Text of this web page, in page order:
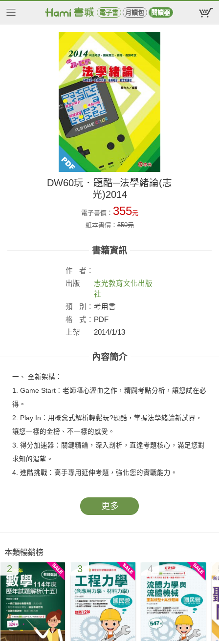
電子書 月讀包 閱讀器
DW60玩．題酷─法學緒論(志
光)2014
電子書價： 355元
紙本書價：550元
書籍資訊
作
者：
出版
志光教育文化出版
社
類
別： 考用書
格
式： PDF
上架
2014/1/13
內容簡介
一、 全新架構：
1. Game Start：老師嘔心瀝血之作，精闢考點分析，讓您試在必
得。
2. Play In：用概念式解析輕鬆玩?題酷，掌握法學緒論新試界，
讓您一樣的金榜、不一樣的感受。
3. 得分加速器：關鍵精鑰，深入剖析，直達考題核心，滿足您對
求知的渴望。
4. 進階挑戰：高手專用延伸考題，強化您的實戰能力。
更多
本類暢銷榜
2 3 4